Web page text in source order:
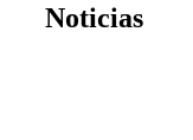
Noticias